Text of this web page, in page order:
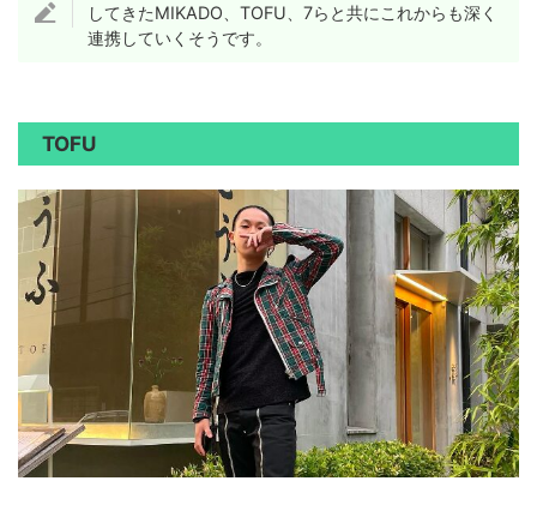
してきたMIKADO、TOFU、7らと共にこれからも深く
連携していくそうです。
TOFU